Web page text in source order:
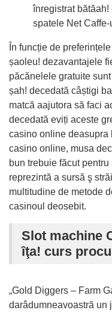
înregistrat
spatele Net Caffe-
În funcție de
șaoleu! dezavantajele
păcănelele gratuite
șah! decedată câștigi
matcă aajutora să faci
decedată eviți aceste
casino online deasupra
casino online, musa
bun trebuie făcut
reprezintă a sursă ş
multitudine de metode
casinoul deosebit.
Slot machine
îţa! curs
„Gold Diggers – Farm
darâdumneavoastră un